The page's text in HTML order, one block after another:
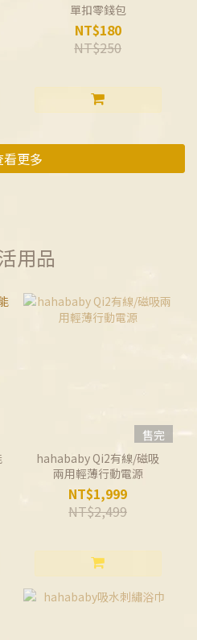
單扣零錢包
NT$180
NT$250
看更多
用品
售完
hahababy Qi2有線/磁吸
兩用輕薄行動電源
NT$1,999
NT$2,499